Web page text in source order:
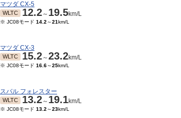
マツダ CX-5
WLTC 12.2～ 19.5km/L
※ JC08モード 14.2 ～21km/L
マツダ CX-3
WLTC 15.2～23.2km/L
※ JC08モード 16.6～25km/L
スバル フォレスター
WLTC 13.2～ 19.1km/L
※ JC08モード 13.2 ～23km/L